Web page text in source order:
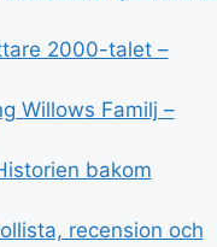
2000-talet –
Willows Familj –
bakom
recension och